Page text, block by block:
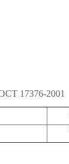
17376-2001